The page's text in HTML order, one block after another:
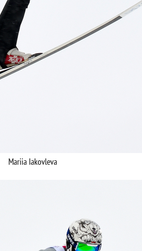
Mariia Iakovleva